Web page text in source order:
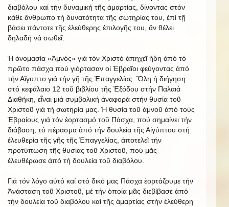
διαβόλου καί τήν δυναμική τῆς ἁμαρτίας, δίνοντας στόν
κάθε ἄνθρωπο τή δυνατότητα τῆς σωτηρίας του, ἐπί τῇ
βάσει πάντοτε τῆς ἐλεύθερης ἐπιλογῆς του, ἄν θέλει
δηλαδή νά σωθεῖ.
Ἡ ὀνομασία «Ἀμνός» γιά τόν Χριστό ἀπηχεῖ ἤδη ἀπό τό
πρῶτο πάσχα πού γιόρτασαν οἱ Ἑβραῖοι φεύγοντας ἀπό
τήν Αἴγυπτο γιά τήν γῆ τῆς Ἐπαγγελίας. Ὅλη ἡ διήγηση
στό κεφάλαιο 12 τοῦ βιβλίου τῆς Ἐξόδου στήν Παλαιά
Διαθήκη, εἶναι μιά συμβολική ἀναφορά στήν θυσία τοῦ
Χριστοῦ γιά τή σωτηρία μας. Ἡ θυσία τοῦ ἀμνοῦ ἀπό τούς
Ἑβραίους γιά τόν ἑορτασμό τοῦ Πάσχα, πού σημαίνει τήν
διάβαση, τό πέρασμα ἀπό τήν δουλεία τῆς Αἰγύπτου στή
ἐλευθερία τῆς γῆς τῆς Ἐπαγγελίας, ἀποτελεῖ τήν
προτύπωση τῆς θυσίας τοῦ Χριστοῦ, πού μᾶς
ἐλευθέρωσε ἀπό τή δουλεία τοῦ διαβόλου.
Γιά τόν λόγο αὐτό καί στό δικό μας Πάσχα ἑορτάζουμε τήν
Ἀνάσταση τοῦ Χριστοῦ, μέ τήν ὁποία μᾶς διεβίβασε ἀπό
τήν δουλεία τοῦ διαβόλου καί τῆς ἁμαρτίας στήν ἐλεύθερη